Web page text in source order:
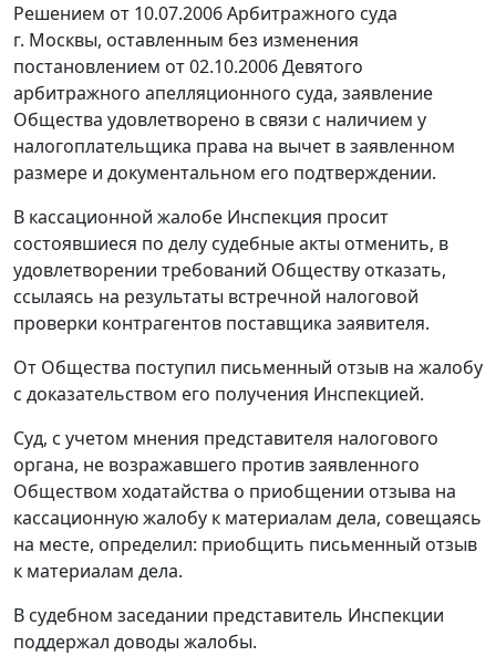
Решением от 10.07.2006 Арбитражного суда
г. Москвы, оставленным без изменения
постановлением от 02.10.2006 Девятого
арбитражного апелляционного суда, заявление
Общества удовлетворено в связи с наличием у
налогоплательщика права на вычет в заявленном
размере и документальном его подтверждении.
В кассационной жалобе Инспекция просит
состоявшиеся по делу судебные акты отменить, в
удовлетворении требований Обществу отказать,
ссылаясь на результаты встречной налоговой
проверки контрагентов поставщика заявителя.
От Общества поступил письменный отзыв на жалобу
с доказательством его получения Инспекцией.
Суд, с учетом мнения представителя налогового
органа, не возражавшего против заявленного
Обществом ходатайства о приобщении отзыва на
кассационную жалобу к материалам дела, совещаясь
на месте, определил: приобщить письменный отзыв
к материалам дела.
В судебном заседании представитель Инспекции
поддержал доводы жалобы.